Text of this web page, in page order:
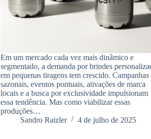
Em um mercado cada vez mais dinâmico e
segmentado, a demanda por brindes
em pequenas tiragens tem crescido. Campanhas
sazonais, eventos pontuais, ativações de marca
locais e a busca por exclusividade impulsionam
essa tendência. Mas como viabilizar essas
produções…
Sandro Raizler
4 de julho de 2025